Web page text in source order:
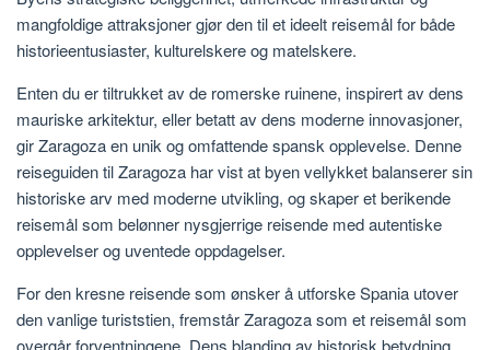
mangfoldige attraksjoner gjør den til et ideelt reisemål for både
historieentusiaster, kulturelskere og matelskere.
Enten du er tiltrukket av de romerske ruinene, inspirert av dens
mauriske arkitektur, eller betatt av dens moderne innovasjoner,
gir Zaragoza en unik og omfattende spansk opplevelse. Denne
reiseguiden til Zaragoza har vist at byen vellykket balanserer sin
historiske arv med moderne utvikling, og skaper et berikende
reisemål som belønner nysgjerrige reisende med autentiske
opplevelser og uventede oppdagelser.
For den kresne reisende som ønsker å utforske Spania utover
den vanlige turiststien, fremstår Zaragoza som et reisemål som
overgår forventningene. Dens blanding av historisk betydning,